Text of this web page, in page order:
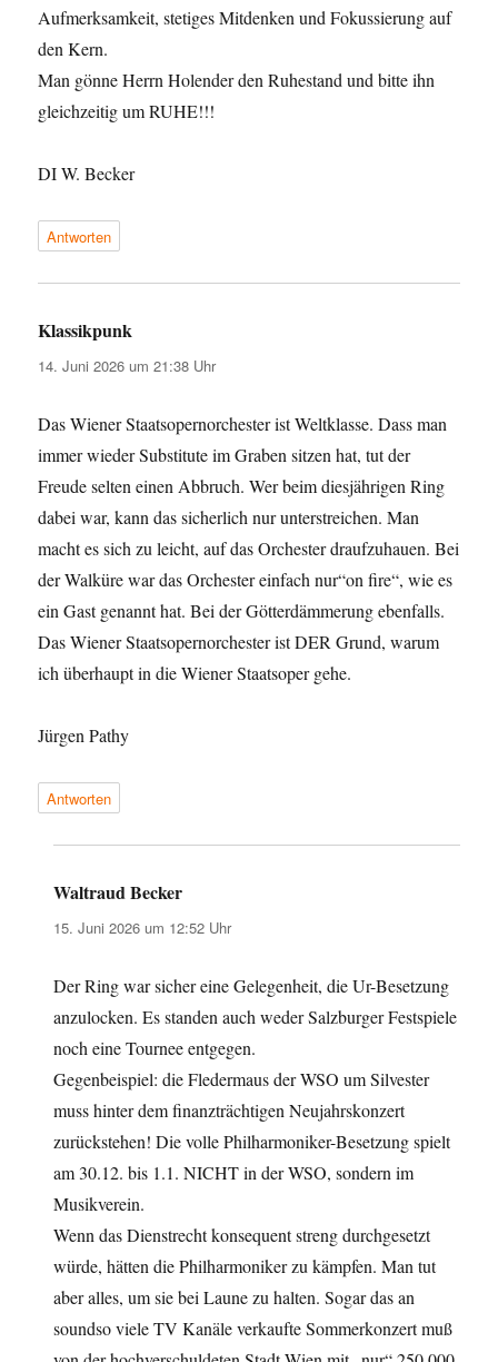
Aufmerksamkeit, stetiges Mitdenken und Fokussierung auf
den Kern.
Man gönne Herrn Holender den Ruhestand und bitte ihn
gleichzeitig um RUHE!!!
DI W. Becker
Antworten
Klassikpunk
14. Juni 2026 um 21:38 Uhr
Das Wiener Staatsopernorchester ist Weltklasse. Dass man
immer wieder Substitute im Graben sitzen hat, tut der
Freude selten einen Abbruch. Wer beim diesjährigen Ring
dabei war, kann das sicherlich nur unterstreichen. Man
macht es sich zu leicht, auf das Orchester draufzuhauen. Bei
der Walküre war das Orchester einfach nur“on fire“, wie es
ein Gast genannt hat. Bei der Götterdämmerung ebenfalls.
Das Wiener Staatsopernorchester ist DER Grund, warum
ich überhaupt in die Wiener Staatsoper gehe.
Jürgen Pathy
Antworten
Waltraud Becker
15. Juni 2026 um 12:52 Uhr
Der Ring war sicher eine Gelegenheit, die Ur-Besetzung
anzulocken. Es standen auch weder Salzburger Festspiele
noch eine Tournee entgegen.
Gegenbeispiel: die Fledermaus der WSO um Silvester
muss hinter dem finanzträchtigen Neujahrskonzert
zurückstehen! Die volle Philharmoniker-Besetzung spielt
am 30.12. bis 1.1. NICHT in der WSO, sondern im
Musikverein.
Wenn das Dienstrecht konsequent streng durchgesetzt
würde, hätten die Philharmoniker zu kämpfen. Man tut
aber alles, um sie bei Laune zu halten. Sogar das an
soundso viele TV Kanäle verkaufte Sommerkonzert muß